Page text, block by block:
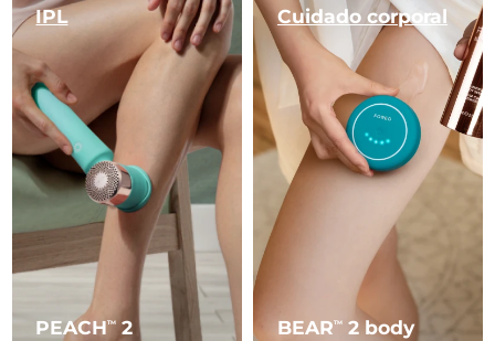
PEACHTM 2
IPL
BEARTM 2 body
Cuidado corporal